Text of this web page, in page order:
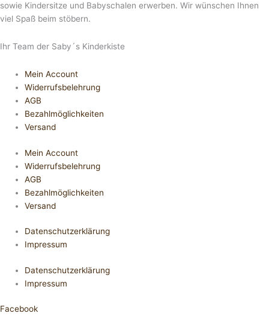
sowie Kindersitze und Babyschalen erwerben. Wir wünschen Ihnen
viel Spaß beim stöbern.
Ihr Team der Saby´s Kinderkiste
Mein Account
Widerrufsbelehrung
AGB
Bezahlmöglichkeiten
Versand
Mein Account
Widerrufsbelehrung
AGB
Bezahlmöglichkeiten
Versand
Datenschutzerklärung
Impressum
Datenschutzerklärung
Impressum
Facebook